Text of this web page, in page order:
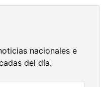
nacionales e
del día.